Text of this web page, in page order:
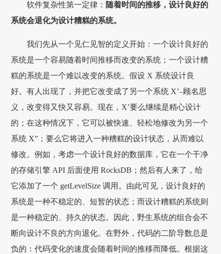
软件复杂性第一定律： 随着时间的推移，设计良好的
系统会退化为设计糟糕的系统。
我们先从一个见仁见智的定义开始：一个设计良好的
系统是一个容易随着时间推移而改变的系统；一个设计糟
糕的系统是一个难以改变的系统。假设 X 系统设计良
好。有人出现了，并把它改变成了另一个系统 X’–顾名思
义，改变得又快又容易。现在，X’要么继续是精心设计
的；在这种情况下，它可以被快速、轻松地修改为另一个
系统 X”；要么它将进入一种糟糕的设计状态，从而难以
修改。例如，考虑一个设计良好的数据库，它在一个干净
的存储引擎 API 后面使用 RocksDB；然后有人来了，给
它添加了一个 getLevelSize 调用。由此可见，设计良好的
系统是一种不稳定的、短暂的状态；而设计糟糕的系统则
是一种稳定的、持久的状态。因此，野生系统的组合会不
断向设计不良的方向退化。在野外，代码的二阶导数总是
负的：代码变化的速度会随着时间的推移而降低。根据这